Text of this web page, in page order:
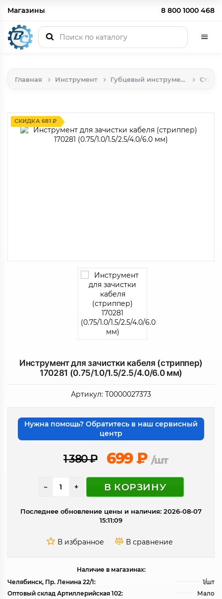
Магазины 8 800 1000 468
Главная Инструмент Губцевый инструмент
СКИДКА 681 ₽
Инструмент для зачистки кабеля (стриппер)
170281 (0.75/1.0/1.5/2.5/4.0/6.0 мм)
Артикул: Т0000027373
Нужна помощь? Обратитесь в наш сервисный
центр
1 380₽ 699 ₽ /шт
− + В КОРЗИНУ
Последнее обновление цены и наличия: 2026-08-07
15:11:09
Наличие в магазинах:
Челябинск, Пр. Ленина 22/1:
1/шт
Оптовый склад Артиллерийская 102:
Мало